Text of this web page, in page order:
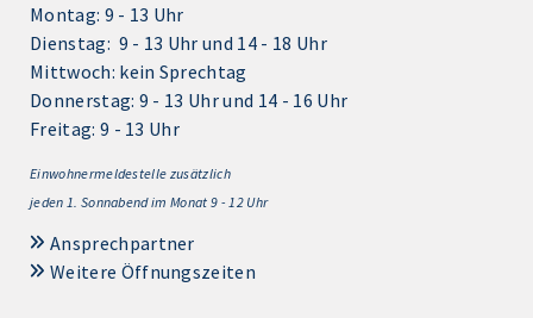
Montag: 9 - 13 Uhr
Dienstag: 9 - 13 Uhr und 14 - 18 Uhr
Mittwoch: kein Sprechtag
Donnerstag: 9 - 13 Uhr und 14 - 16 Uhr
Freitag: 9 - 13 Uhr
Einwohnermeldestelle zusätzlich
jeden 1. Sonnabend im Monat 9 - 12 Uhr
Ansprechpartner
Weitere Öffnungszeiten